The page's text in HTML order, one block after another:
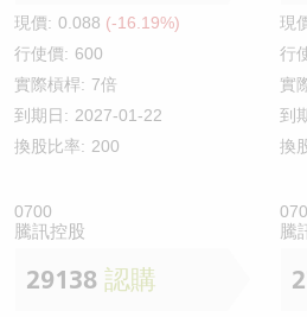
現價: 0.088 (-16.19%)
行使價: 600
實際槓桿: 7倍
到期日: 2027-01-22
換股比率: 200
現
行
實
到
換
0700
騰訊控股
29138 認購
騰